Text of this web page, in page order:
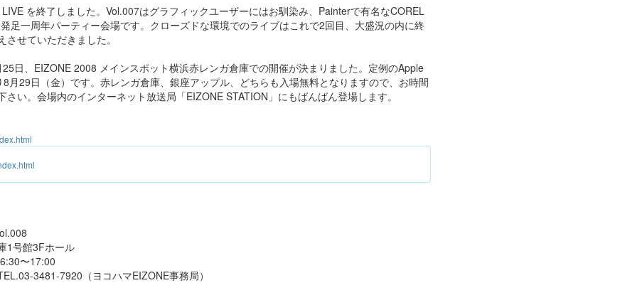
を終了しました。Vol.007はグラフィックユーザーにはお馴染み、Painterで有名なCOREL
足一周年パーティー会場です。クローズドな環境でのライブはこれで2回目、大盛況の内に終
せていただきました。
日、EIZONE 2008 メインスポット横浜赤レンガ倉庫での開催が決まりました。定例のApple
月29日（金）です。赤レンガ倉庫、銀座アップル、どちらも入場無料となりますので、お時間
さい。会場内のインターネット放送局「EIZONE STATION」にもばんばん登場します。
1号館3Fホール
〜17:00
3481-7920（ヨコハマEIZONE事務局）